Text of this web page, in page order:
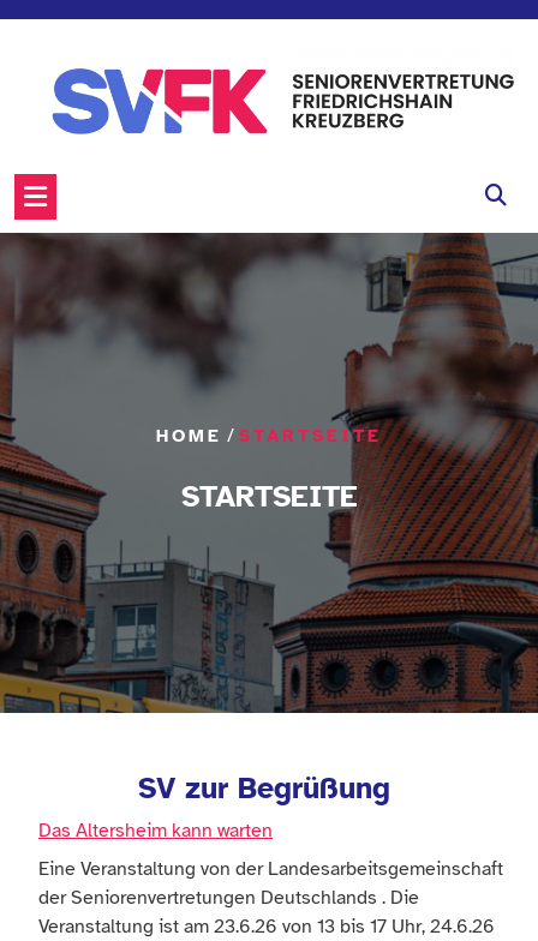
Skip
content
HOME / STARTSEITE
STARTSEITE
SV zur Begrüßung
Das Altersheim kann warten
Eine Veranstaltung von der Landesarbeitsgemeinschaft
der Seniorenvertretungen Deutschlands . Die
Veranstaltung ist am 23.6.26 von 13 bis 17 Uhr, 24.6.26